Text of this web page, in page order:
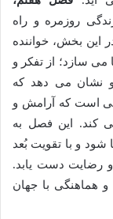
روزمره و راه
این بخش، خواننده
می سازد؛ از تفکر و
نشان می دهد که
است که آرامش و
کند. این فصل به
شود و با تقویت بُعد
و رضایت دست یابد.
هماهنگی با جهان